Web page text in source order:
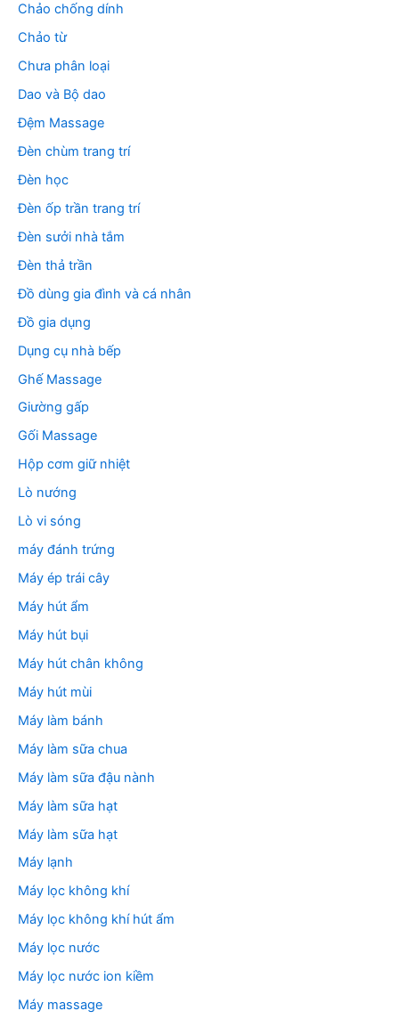
Chảo chống dính
Chảo từ
Chưa phân loại
Dao và Bộ dao
Đệm Massage
Đèn chùm trang trí
Đèn học
Đèn ốp trần trang trí
Đèn sưởi nhà tắm
Đèn thả trần
Đồ dùng gia đình và cá nhân
Đồ gia dụng
Dụng cụ nhà bếp
Ghế Massage
Giường gấp
Gối Massage
Hộp cơm giữ nhiệt
Lò nướng
Lò vi sóng
máy đánh trứng
Máy ép trái cây
Máy hút ẩm
Máy hút bụi
Máy hút chân không
Máy hút mùi
Máy làm bánh
Máy làm sữa chua
Máy làm sữa đậu nành
Máy làm sữa hạt
Máy làm sữa hạt
Máy lạnh
Máy lọc không khí
Máy lọc không khí hút ẩm
Máy lọc nước
Máy lọc nước ion kiềm
Máy massage